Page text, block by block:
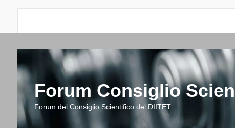
Forum Consiglio
Forum del Consiglio Scientifico del DIITET